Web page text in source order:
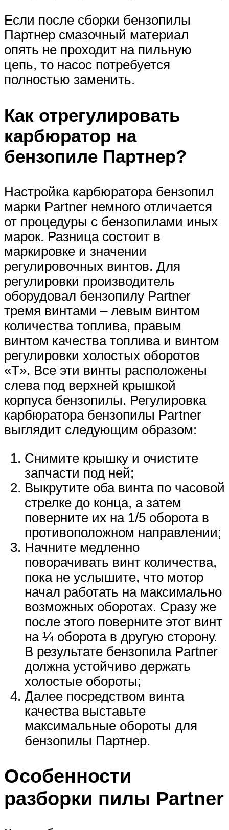
Если после сборки бензопилы
Партнер смазочный материал
опять не проходит на пильную
цепь, то насос потребуется
полностью заменить.
Как отрегулировать
карбюратор на
бензопиле Партнер?
Настройка карбюратора бензопил
марки Partner немного отличается
от процедуры с бензопилами иных
марок. Разница состоит в
маркировке и значении
регулировочных винтов. Для
регулировки производитель
оборудовал бензопилу Partner
тремя винтами – левым винтом
количества топлива, правым
винтом качества топлива и винтом
регулировки холостых оборотов
«T». Все эти винты расположены
слева под верхней крышкой
корпуса бензопилы. Регулировка
карбюратора бензопилы Partner
выглядит следующим образом:
Снимите крышку и очистите
запчасти под ней;
Выкрутите оба винта по часовой
стрелке до конца, а затем
поверните их на 1/5 оборота в
противоположном направлении;
Начните медленно
поворачивать винт количества,
пока не услышите, что мотор
начал работать на максимально
возможных оборотах. Сразу же
после этого поверните этот винт
на ¼ оборота в другую сторону.
В результате бензопила Partner
должна устойчиво держать
холостые обороты;
Далее посредством винта
качества выставьте
максимальные обороты для
бензопилы Партнер.
Особенности
разборки пилы Partner